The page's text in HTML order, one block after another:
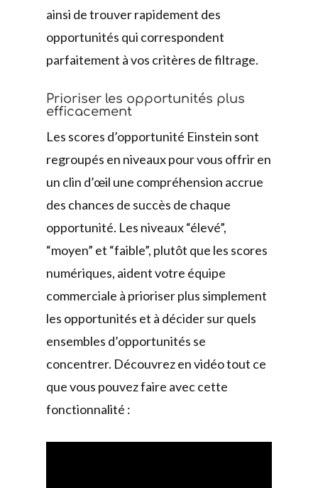
ainsi de trouver rapidement des
opportunités qui correspondent
parfaitement à vos critères de filtrage.
Prioriser les opportunités plus
efficacement
Les scores d’opportunité Einstein sont
regroupés en niveaux pour vous offrir en
un clin d’œil une compréhension accrue
des chances de succès de chaque
opportunité. Les niveaux “élevé”,
“moyen” et “faible”, plutôt que les scores
numériques, aident votre équipe
commerciale à prioriser plus simplement
les opportunités et à décider sur quels
ensembles d’opportunités se
concentrer. Découvrez en vidéo tout ce
que vous pouvez faire avec cette
fonctionnalité :